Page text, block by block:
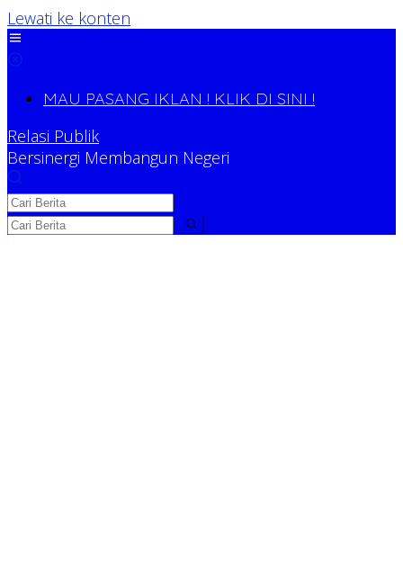
Lewati ke konten
MAU PASANG IKLAN ! KLIK DI SINI !
Relasi Publik
Bersinergi Membangun Negeri